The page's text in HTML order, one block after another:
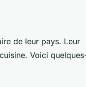
de leur pays. Leur
Voici